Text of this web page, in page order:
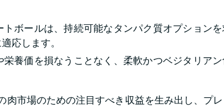
ボールは、持続可能なタンパク質オプション
応します。
養価を損なうことなく、柔軟かつベジタリア
市場のための注目すべき収益を生み出し、プ